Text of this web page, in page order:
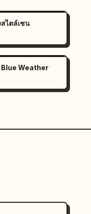
ไตล์เซน
Weather